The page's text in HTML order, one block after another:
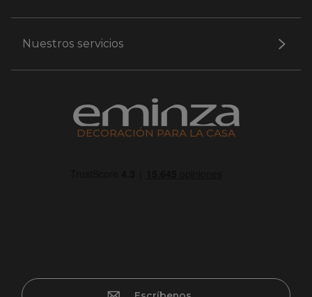
Nuestros servicios
DECORACIÓN PARA LA CASA